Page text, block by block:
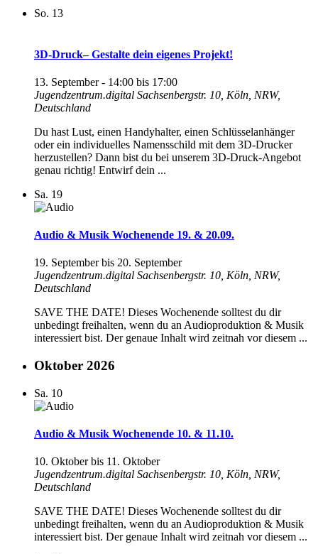
So. 13
3D-Druck– Gestalte dein eigenes Projekt!
13. September - 14:00 bis 17:00
Jugendzentrum.digital Sachsenbergstr. 10, Köln, NRW,
Deutschland
Du hast Lust, einen Handyhalter, einen Schlüsselanhänger
oder ein individuelles Namensschild mit dem 3D-Drucker
herzustellen? Dann bist du bei unserem 3D-Druck-Angebot
genau richtig! Entwirf dein ...
Sa. 19
Audio & Musik Wochenende 19. & 20.09.
19. Septemberbis 20. September
Jugendzentrum.digital Sachsenbergstr. 10, Köln, NRW,
Deutschland
SAVE THE DATE! Dieses Wochenende solltest du dir
unbedingt freihalten, wenn du an Audioproduktion & Musik
interessiert bist. Der genaue Inhalt wird zeitnah vor diesem ...
Oktober 2026
Sa. 10
Audio & Musik Wochenende 10. & 11.10.
10. Oktoberbis 11. Oktober
Jugendzentrum.digital Sachsenbergstr. 10, Köln, NRW,
Deutschland
SAVE THE DATE! Dieses Wochenende solltest du dir
unbedingt freihalten, wenn du an Audioproduktion & Musik
interessiert bist. Der genaue Inhalt wird zeitnah vor diesem ...